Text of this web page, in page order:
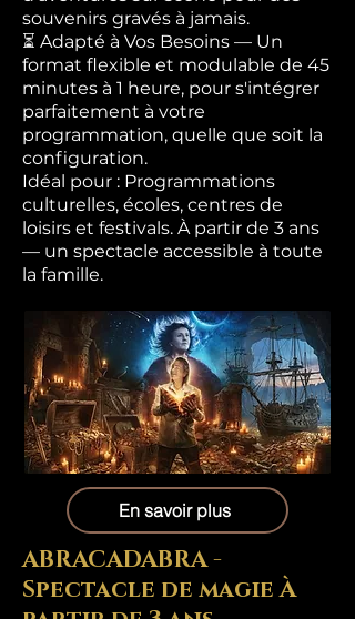
souvenirs gravés à jamais.
⏳ Adapté à Vos Besoins — Un
format flexible et modulable de 45
minutes à 1 heure, pour s'intégrer
parfaitement à votre
programmation, quelle que soit la
configuration.
Idéal pour : Programmations
culturelles, écoles, centres de
loisirs et festivals. À partir de 3 ans
— un spectacle accessible à toute
la famille.
En savoir plus
ABRACADABRA -
Spectacle de magie À